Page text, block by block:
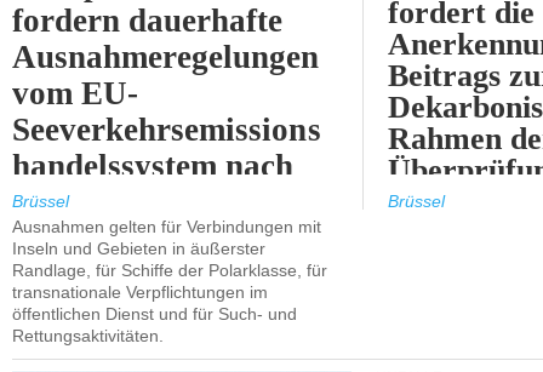
fordern dauerhafte
Ausnahmeregelungen
vom EU-
Seeverkehrsemissions
handelssystem nach
2030.
Brüssel
Ausnahmen gelten für Verbindungen mit
Inseln und Gebieten in äußerster
Randlage, für Schiffe der Polarklasse, für
transnationale Verpflichtungen im
öffentlichen Dienst und für Such- und
Rettungsaktivitäten.
fordert die
Beitrags
Rahmen
ETS.
Brüssel